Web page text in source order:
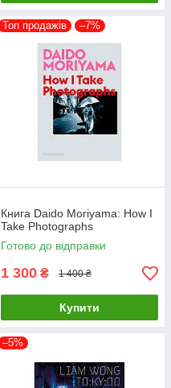
Топ продажів –7%
Книга Daido Moriyama: How I
Take Photographs
Готово до відправки
1 300 ₴ 1 400 ₴
Купити
–5%